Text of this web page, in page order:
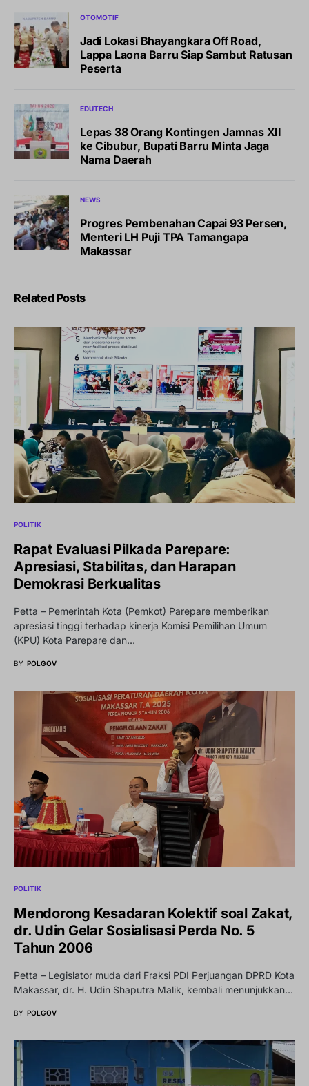
OTOMOTIF
Jadi Lokasi Bhayangkara Off Road,
Lappa Laona Barru Siap Sambut Ratusan
Peserta
EDUTECH
Lepas 38 Orang Kontingen Jamnas XII
ke Cibubur, Bupati Barru Minta Jaga
Nama Daerah
NEWS
Progres Pembenahan Capai 93 Persen,
Menteri LH Puji TPA Tamangapa
Makassar
Related Posts
POLITIK
Rapat Evaluasi Pilkada Parepare:
Apresiasi, Stabilitas, dan Harapan
Demokrasi Berkualitas
Petta – Pemerintah Kota (Pemkot) Parepare memberikan
apresiasi tinggi terhadap kinerja Komisi Pemilihan Umum
(KPU) Kota Parepare dan…
BY POLGOV
POLITIK
Mendorong Kesadaran Kolektif soal Zakat,
dr. Udin Gelar Sosialisasi Perda No. 5
Tahun 2006
Petta – Legislator muda dari Fraksi PDI Perjuangan DPRD Kota
Makassar, dr. H. Udin Shaputra Malik, kembali menunjukkan…
BY POLGOV